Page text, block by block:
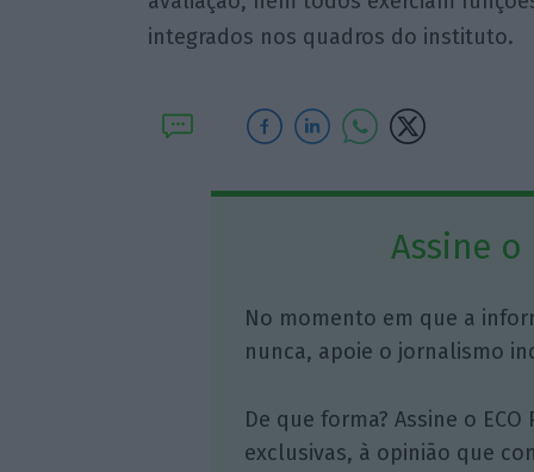
integrados nos quadros do instituto.
Assine o
No momento em que a
nunca, apoie o jornalismo
De que forma? Assine o
exclusivas, à opinião que